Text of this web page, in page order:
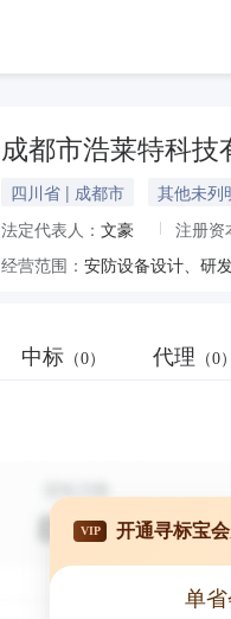
成都市浩莱特科技
四川省 | 成都市 其他未列
法定代表人： 文豪 注册资
经营范围：
中标 （0） 代理 （0）
VIP 开通寻标宝
单